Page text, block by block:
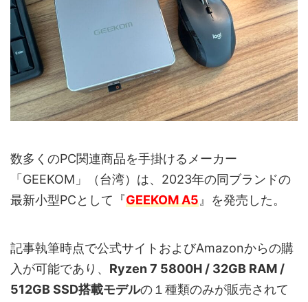
数多くのPC関連商品を手掛けるメーカー
「GEEKOM」（台湾）は、2023年の同ブランドの
最新小型PCとして『GEEKOM A5』を発売した。
記事執筆時点で公式サイトおよびAmazonからの購
入が可能であり、 Ryzen 7 5800H / 32GB RAM /
512GB SSD搭載モデルの１種類のみが販売されて